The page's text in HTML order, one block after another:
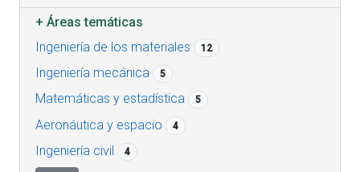
+Áreas temáticas
Ingeniería de los materiales
12
Ingeniería mecánica 5
Matemáticas y estadística 5
Aeronáutica y espacio 4
Ingeniería civil 4